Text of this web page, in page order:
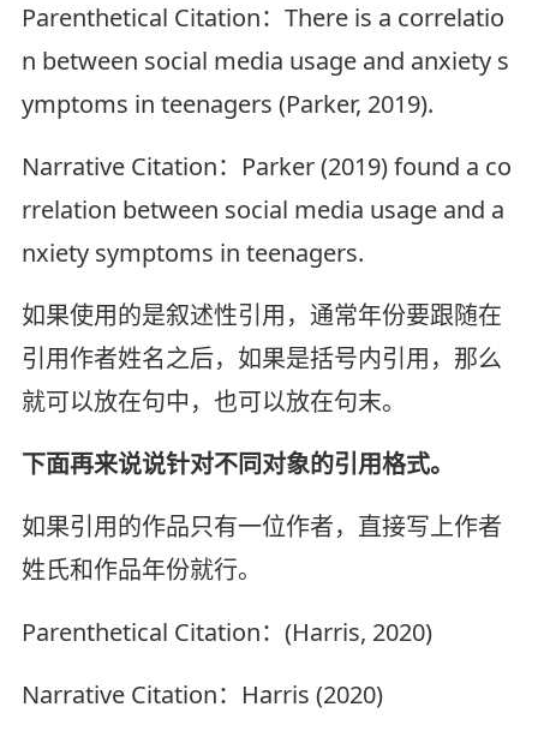
Parenthetical Citation：There is a correlatio
n between social media usage and anxiety s
ymptoms in teenagers (Parker, 2019).
Narrative Citation：Parker (2019) found a co
rrelation between social media usage and a
nxiety symptoms in teenagers.
如果使用的是叙述性引用，通常年份要跟随在
引用作者姓名之后，如果是括号内引用，那么
就可以放在句中，也可以放在句末。
下面再来说说针对不同对象的引用格式。
如果引用的作品只有一位作者，直接写上作者
姓氏和作品年份就行。
Parenthetical Citation：(Harris, 2020)
Narrative Citation：Harris (2020)